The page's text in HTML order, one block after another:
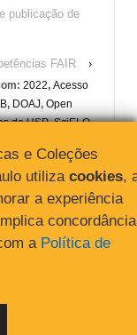
publicação de
FAIR
›
2022, Acesso
, DOAJ, Open
da USP,SciELO,
e Coleções
utiliza cookies,
a experiência
concordância
a Política de